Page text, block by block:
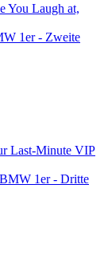
You Laugh at,
1er - Zweite
Last-Minute VIP
BMW 1er - Dritte